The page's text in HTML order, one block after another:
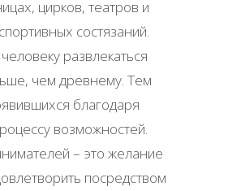
цирков, театров и
состязаний.
развлекаться
чем древнему. Тем
благодаря
возможностей.
– это желание
посредством